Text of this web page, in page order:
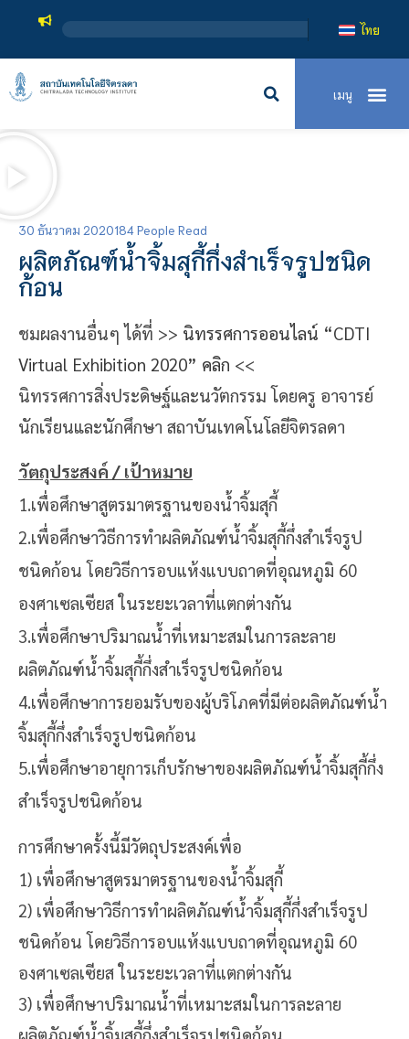
สถาบันเทคโนโลยีจิ
ไทย
30 ธันวาคม 2020184 People Read
ผลิตภัณฑ์น้ำจิ้มสุกี้กึ่งสำเร็จรูปชนิด
ก้อน
ชมผลงานอื่นๆ ได้ที่ >> นิทรรศการออนไลน์ “CDTI
Virtual Exhibition 2020” คลิก <<
นิทรรศการสิ่งประดิษฐ์และนวัตกรรม โดยครู อาจารย์
นักเรียนและนักศึกษา สถาบันเทคโนโลยีจิตรลดา
วัตถุประสงค์ / เป้าหมาย
1.เพื่อศึกษาสูตรมาตรฐานของน้ำจิ้มสุกี้
2.เพื่อศึกษาวิธีการทำผลิตภัณฑ์น้ำจิ้มสุกี้กึ่งสำเร็จรูป
ชนิดก้อน โดยวิธีการอบแห้งแบบถาดที่อุณหภูมิ 60
องศาเซลเซียส ในระยะเวลาที่แตกต่างกัน
3.เพื่อศึกษาปริมาณน้ำที่เหมาะสมในการละลาย
ผลิตภัณฑ์น้ำจิ้มสุกี้กึ่งสำเร็จรูปชนิดก้อน
4.เพื่อศึกษาการยอมรับของผู้บริโภคที่มีต่อผลิตภัณฑ์น้ำ
จิ้มสุกี้กึ่งสำเร็จรูปชนิดก้อน
5.เพื่อศึกษาอายุการเก็บรักษาของผลิตภัณฑ์น้ำจิ้มสุกี้กึ่ง
สำเร็จรูปชนิดก้อน
การศึกษาครั้งนี้มีวัตถุประสงค์เพื่อ
1) เพื่อศึกษาสูตรมาตรฐานของน้ำจิ้มสุกี้
2) เพื่อศึกษาวิธีการทำผลิตภัณฑ์น้ำจิ้มสุกี้กึ่งสำเร็จรูป
ชนิดก้อน โดยวิธีการอบแห้งแบบถาดที่อุณหภูมิ 60
องศาเซลเซียส ในระยะเวลาที่แตกต่างกัน
3) เพื่อศึกษาปริมาณน้ำที่เหมาะสมในการละลาย
ผลิตภัณฑ์น้ำจิ้มสุกี้กึ่งสำเร็จรูปชนิดก้อน